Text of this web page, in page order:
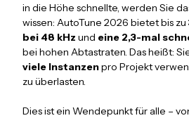
in die Höhe schnellte, werden Sie
wissen: AutoTune 2026 bietet bis zu
bei 48 kHz und eine 2,3-mal
bei hohen Abtastraten. Das heißt:
viele Instanzenpro Projekt
zu überlasten.
Dies ist ein Wendepunkt für alle –